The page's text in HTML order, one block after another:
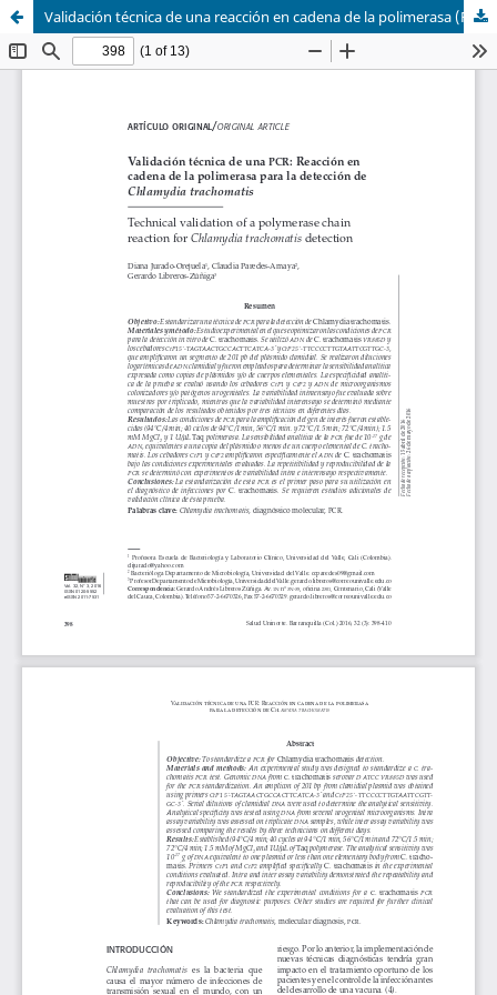
Validación técnica de una reacción en cadena de la polimerasa (PCR) para la detección de Chlamydia trachomatis